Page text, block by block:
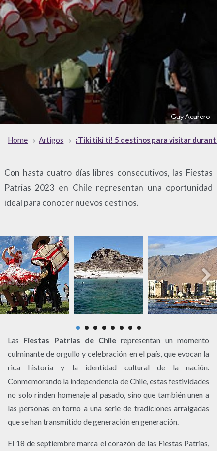
Guy Acurero
Home Artigos ¡Tiki tiki ti! 5 destinos para visitar
Con hasta cuatro días libres consecutivos, las Fiestas
Patrias 2023 en Chile representan una oportunidad
ideal para conocer nuevos destinos.
Las Fiestas Patrias de Chile representan un momento
culminante de orgullo y celebración en el país, que evocan la
rica historia y la identidad cultural de la nación.
Conmemorando la independencia de Chile, estas festividades
no solo rinden homenaje al pasado, sino que también unen a
las personas en torno a una serie de tradiciones arraigadas
que se han transmitido de generación en generación.
El 18 de septiembre marca el corazón de las Fiestas Patrias,